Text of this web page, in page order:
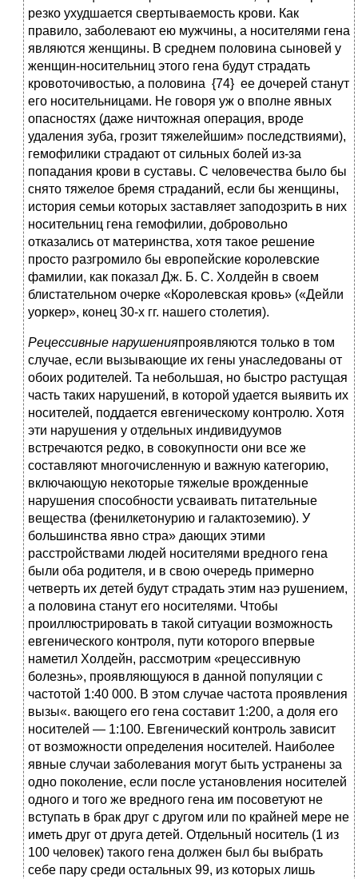
резко ухудшается свертываемость крови. Как
правило, заболевают ею мужчины, а носителями гена
являются женщины. В среднем половина сыновей у
женщин-носительниц этого гена будут страдать
кровоточивостью, а половина {74} ее дочерей станут
его носительницами. Не говоря уж о вполне явных
опасностях (даже ничтожная операция, вроде
удаления зуба, грозит тяжелейшим» последствиями),
гемофилики страдают от сильных болей из-за
попадания крови в суставы. С человечества было бы
снято тяжелое бремя страданий, если бы женщины,
история семьи которых заставляет заподозрить в них
носительниц гена гемофилии, добровольно
отказались от материнства, хотя такое решение
просто разгромило бы европейские королевские
фамилии, как показал Дж. Б. С. Холдейн в своем
блистательном очерке «Королевская кровь» («Дейли
уоркер», конец 30-х гг. нашего столетия).
Рецессивные нарушенияпроявляются только в том
случае, если вызывающие их гены унаследованы от
обоих родителей. Та небольшая, но быстро растущая
часть таких нарушений, в которой удается выявить их
носителей, поддается евгеническому контролю. Хотя
эти нарушения у отдельных индивидуумов
встречаются редко, в совокупности они все же
составляют многочисленную и важную категорию,
включающую некоторые тяжелые врожденные
нарушения способности усваивать питательные
вещества (фенилкетонурию и галактоземию). У
большинства явно стра» дающих этими
расстройствами людей носителями вредного гена
были оба родителя, и в свою очередь примерно
четверть их детей будут страдать этим наэ рушением,
а половина станут его носителями. Чтобы
проиллюстрировать в такой ситуации возможность
евгенического контроля, пути которого впервые
наметил Холдейн, рассмотрим «рецессивную
болезнь», проявляющуюся в данной популяции с
частотой 1:40 000. В этом случае частота проявления
вызы«. вающего его гена составит 1:200, а доля его
носителей — 1:100. Евгенический контроль зависит
от возможности определения носителей. Наиболее
явные случаи заболевания могут быть устранены за
одно поколение, если после установления носителей
одного и того же вредного гена им посоветуют не
вступать в брак друг с другом или по крайней мере не
иметь друг от друга детей. Отдельный носитель (1 из
100 человек) такого гена должен был бы выбрать
себе пару среди остальных 99, из которых лишь